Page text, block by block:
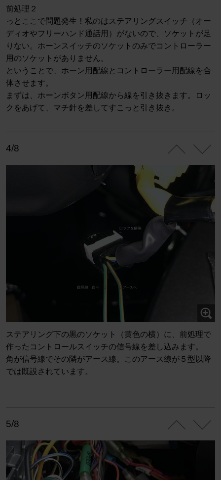
前処理２
っとここで問題発生！私のはステアリングスイッチ（オー
ディオやフリーハンド通話用）がないので、ソケットが足
りない。ホーンスイッチのソケットのみでコントローラー
用のソケットがありません。
ということで、ホーン用配線とコントローラー用配線を合
体させます。
まずは、ホーンボタン用配線から線を引き抜きます。ロッ
クをあげて、マチ針を差してすこっと引き抜き。
4/8
ステアリング下の黒のソケット（黄色の横）に、前処理で
作ったコントロールスイッチの信号線を差し込みます。
角が信号線でその隣がアース線。このアース線が５型以降
では既設されています。
5/8